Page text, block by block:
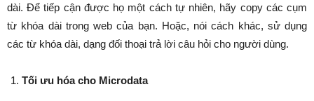
dài. Để tiếp cận được họ một cách tự nhiên, hãy copy các cụm
từ khóa dài trong web của bạn. Hoặc, nói cách khác, sử dụng
các từ khóa dài, dạng đối thoại trả lời câu hỏi cho người dùng.
Tối ưu hóa cho Microdata